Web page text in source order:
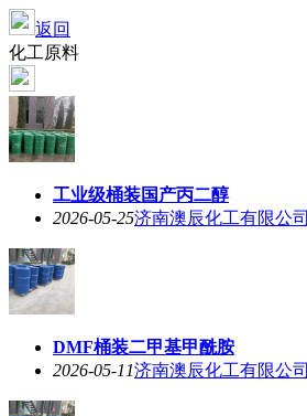
返回
化工原料
工业级桶装国产丙二醇
2026-05-25济南澳辰化工有限公司
DMF桶装二甲基甲酰胺
2026-05-11济南澳辰化工有限公司